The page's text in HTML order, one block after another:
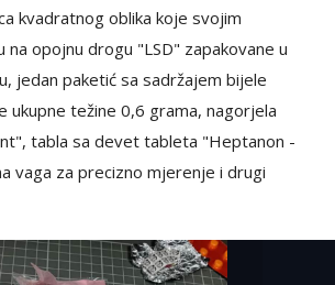
kvadratnog oblika koje svojim
na opojnu drogu "LSD" zapakovane u
jedan paketić sa sadržajem bijele
ukupne težine 0,6 grama, nagorjela
tabla sa devet tableta "Heptanon -
vaga za precizno mjerenje i drugi